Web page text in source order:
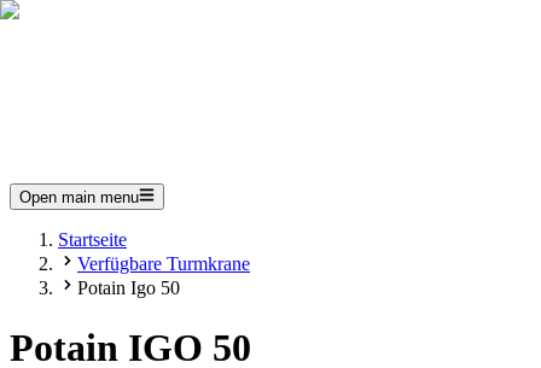
Open main menu
Startseite
Verfügbare Turmkrane
Potain Igo 50
Potain IGO 50